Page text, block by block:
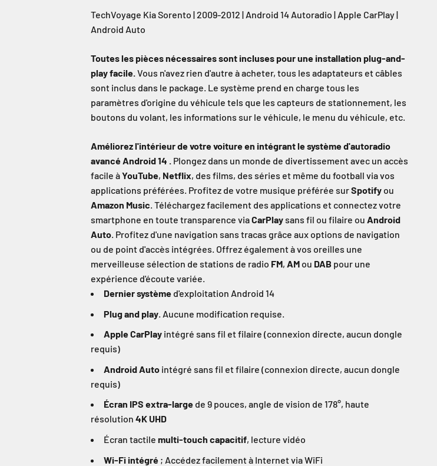
TechVoyage Kia Sorento | 2009-2012 | Android 14 Autoradio | Apple CarPlay |
Android Auto
Toutes les pièces nécessaires sont incluses pour une installation plug-and-
play facile.Vous n'avez rien d'autre à acheter, tous les adaptateurs et câbles
sont inclus dans le package. Le système prend en charge tous les
paramètres d'origine du véhicule tels que les capteurs de stationnement, les
boutons du volant, les informations sur le véhicule, le menu du véhicule, etc.
Améliorez l'intérieur de votre voiture en intégrant le système d'autoradio
avancé Android 14 . Plongez dans un monde de divertissement avec un accès
facile àYouTube, Netflix, des films, des séries et même du football via vos
applications préférées. Profitez de votre musique préférée surSpotifyou
Amazon Music. Téléchargez facilement des applications et connectez votre
smartphone en toute transparence viaCarPlaysans fil ou filaire ou Android
Auto. Profitez d'une navigation sans tracas grâce aux options de navigation
ou de point d'accès intégrées. Offrez également à vos oreilles une
merveilleuse sélection de stations de radio FM, AMou DAB pour une
expérience d'écoute variée.
Dernier système d'exploitation Android 14
Plug and play . Aucune modification requise.
Apple CarPlay intégré sans fil et filaire (connexion directe, aucun dongle
requis)
Android Auto intégré sans fil et filaire (connexion directe, aucun dongle
requis)
Écran IPS extra-large de 9 pouces, angle de vision de 178°, haute
résolution 4K UHD
Écran tactile multi-touch capacitif, lecture vidéo
Wi-Fi intégré ; Accédez facilement à Internet via WiFi